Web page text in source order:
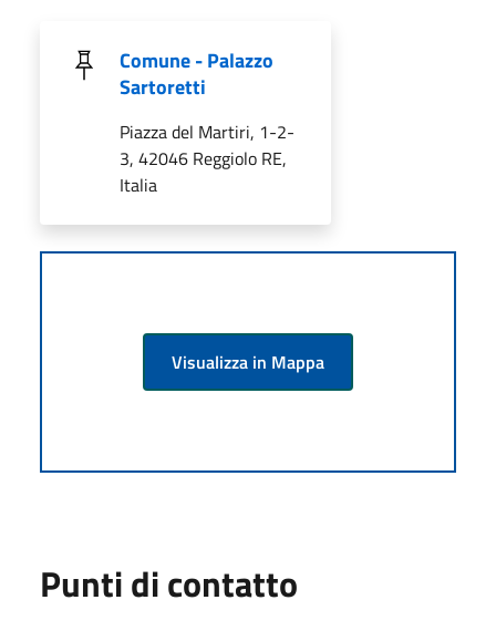
Comune - Palazzo
Sartoretti
Piazza del Martiri, 1-2-
3, 42046 Reggiolo RE,
Italia
Visualizza in Mappa
Punti di contatto